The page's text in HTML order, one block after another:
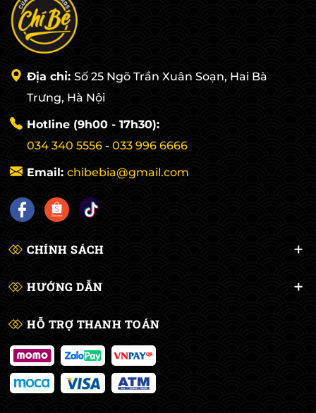
Địa chỉ: Số 25 Ngõ Trần Xuân Soạn, Hai Bà
Trưng, Hà Nội
Hotline (9h00 - 17h30):
034 340 5556 - 033 996 6666
Email: chibebia@gmail.com
CHÍNH SÁCH
HƯỚNG DẪN
HỖ TRỢ THANH TOÁN